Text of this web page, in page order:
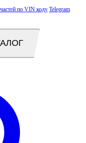
по VIN коду Telegram